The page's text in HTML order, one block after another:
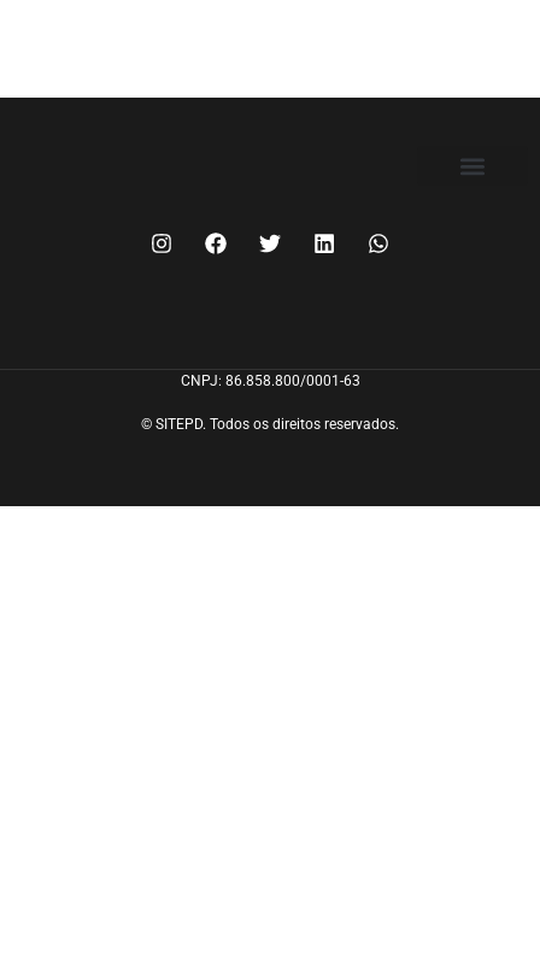
CNPJ: 86.858.800/0001-63
© SITEPD. Todos os direitos reservados.